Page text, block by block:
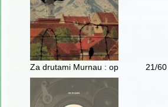
Za drutami Murnau : opowieść ojca i
21/